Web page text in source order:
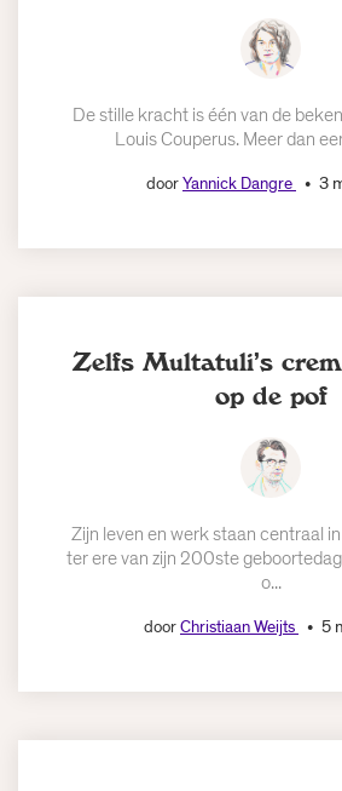
De stille kracht is één van de
Louis Couperus. Meer dan
doorYannick Dangre 3
Zelfs Multatuli’s
op de pof
Zijn leven en werk staan centraal
ter ere van zijn 200ste
o...
doorChristiaan Weijts 5